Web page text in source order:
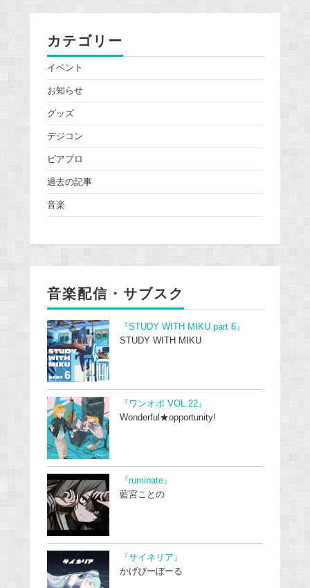
カテゴリー
イベント
お知らせ
グッズ
デジコン
ピアプロ
過去の記事
音楽
音楽配信・サブスク
『STUDY WITH MIKU part 6』
STUDY WITH MIKU
『ワンオポ VOL.22』
Wonderful★opportunity!
『ruminate』
藍宮ことの
『サイネリア』
かげぴーぼーる